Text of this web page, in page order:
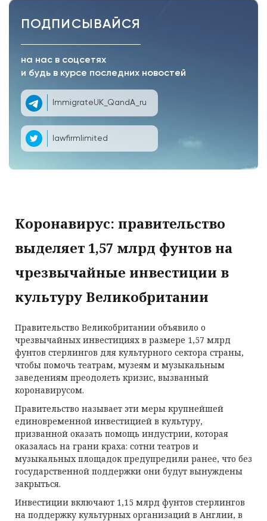
ПОДПИСЫВАЙСЯ
на нас в соцсетях
и будь в курсе последних новостей
ImmigrateUK_QandA_ru
lawfirmlimited
Коронавирус: правительство
выделяет 1,57 млрд фунтов на
чрезвычайные инвестиции в
культуру Великобритании
Правительство Великобритании объявило о
чрезвычайных инвестициях в размере 1,57 млрд
фунтов стерлингов для культурного сектора страны,
чтобы помочь театрам, музеям и музыкальным
заведениям преодолеть кризис, вызванный
коронавирусом.
Правительство называет эти меры крупнейшей
единовременной инвестицией в культуру,
призванной оказать помощь индустрии, которая
оказалась на грани краха: сотни театров и
музыкальных площадок предупредили ранее, что без
государственной поддержки они будут вынуждены
закрыться.
Инвестиции включают 1,15 млрд фунтов стерлингов
на поддержку культурных организаций в Англии, в